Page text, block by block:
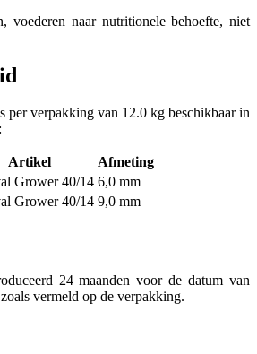
voederen naar nutritionele behoefte, niet
per verpakking van 12.0 kg beschikbaar in
Artikel
Afmeting
Grower 40/14 6,0 mm
Grower 40/14 9,0 mm
24 maanden voor de datum van
vermeld op de verpakking.